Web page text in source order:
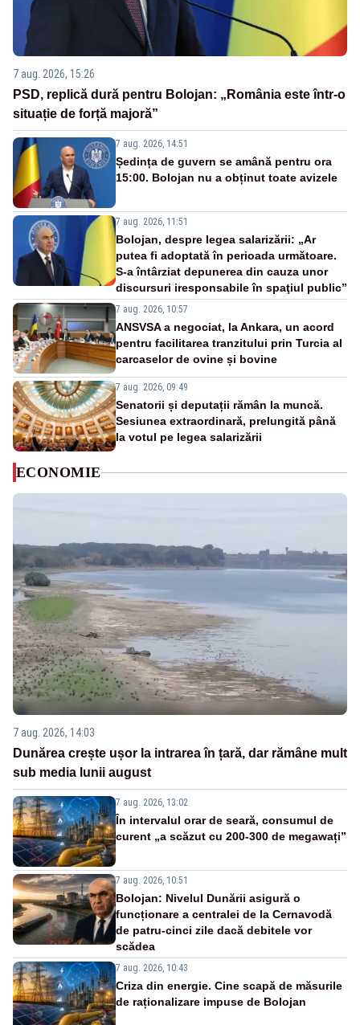
7 aug. 2026, 15:26
PSD, replică dură pentru Bolojan: „România este într-o
situație de forță majoră”
7 aug. 2026, 14:51
Ședința de guvern se amână pentru ora
15:00. Bolojan nu a obținut toate avizele
7 aug. 2026, 11:51
Bolojan, despre legea salarizării: „Ar
putea fi adoptată în perioada următoare.
S-a întârziat depunerea din cauza unor
discursuri iresponsabile în spaţiul public”
7 aug. 2026, 10:57
ANSVSA a negociat, la Ankara, un acord
pentru facilitarea tranzitului prin Turcia al
carcaselor de ovine și bovine
7 aug. 2026, 09:49
Senatorii și deputații rămân la muncă.
Sesiunea extraordinară, prelungită până
la votul pe legea salarizării
ECONOMIE
7 aug. 2026, 14:03
Dunărea crește ușor la intrarea în țară, dar rămâne mult
sub media lunii august
7 aug. 2026, 13:02
În intervalul orar de seară, consumul de
curent „a scăzut cu 200-300 de megawați”
7 aug. 2026, 10:51
Bolojan: Nivelul Dunării asigură o
funcționare a centralei de la Cernavodă
de patru-cinci zile dacă debitele vor
scădea
7 aug. 2026, 10:43
Criza din energie. Cine scapă de măsurile
de raționalizare impuse de Bolojan